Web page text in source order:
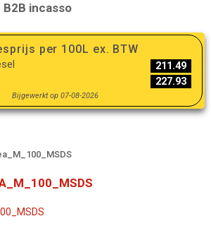
B2B incasso
per 100L ex. BTW
211.49
227.93
Bijgewerkt op 07-08-2026